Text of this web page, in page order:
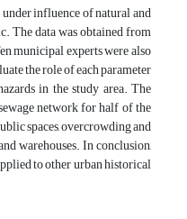
influence of natural and
The data was obtained from
municipal experts were also
the role of each parameter
in the study area. The
network for half of the
spaces, overcrowding and
warehouses. In conclusion,
to other urban historical